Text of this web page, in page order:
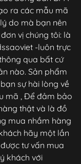
ra các mẫu mã
do mà bạn nên
vị chúng tôi: là
-luôn trực
qua bất cứ
nào. Sản phẩm
sự hài lòng về
mã , Để đảm bảo
thật và là đồ
mua nhầm hàng
hãy một lần
tư vấn mua
khách với